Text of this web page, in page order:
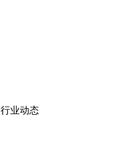
行业动态